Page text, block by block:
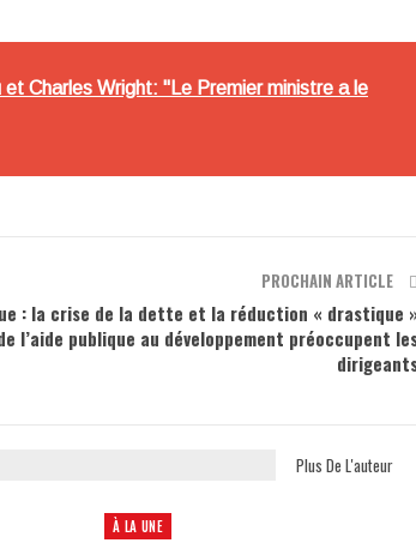
Charles Wright: "Le Premier ministre a le
PROCHAIN ARTICLE
: la crise de la dette et la réduction « drastique »
l’aide publique au développement préoccupent
Plus De L'auteur
À LA UNE